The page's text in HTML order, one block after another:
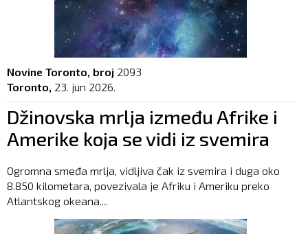
Novine Toronto, broj 2093
Toronto, 23. jun 2026.
Džinovska mrlja između Afrike i
Amerike koja se vidi iz svemira
Ogromna smeđa mrlja, vidljiva čak iz svemira i duga oko
8.850 kilometara, povezivala je Afriku i Ameriku preko
Atlantskog okeana....